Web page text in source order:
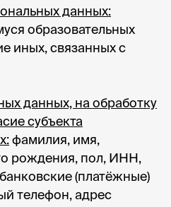
данных:
образовательных
иных, связанных с
данных, на обработку
субъекта
фамилия, имя,
рождения, пол, ИНН,
(платёжные)
телефон, адрес